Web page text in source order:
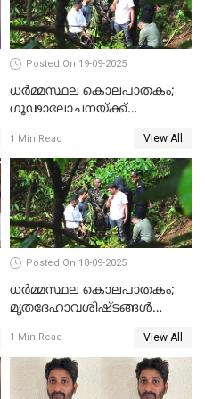
Posted On 19-09-2025
ധർമ്മസ്ഥല കൊലപാതകം;
ഗൂഢാലോചനയ്ക്ക്
1 Min Read View All
Posted On 18-09-2025
ധർമ്മസ്ഥല കൊലപാതകം;
മൃതദേഹാവശിഷ്ടങ്ങൾ
1 Min Read View All